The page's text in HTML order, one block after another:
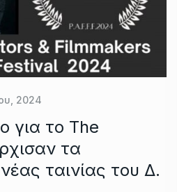
2024
για το The
τα
ταινίας του Δ.